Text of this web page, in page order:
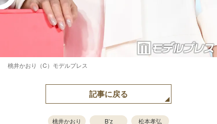
桃井かおり（C）モデルプレス
記事に戻る
桃井かおり B’z 松本孝弘